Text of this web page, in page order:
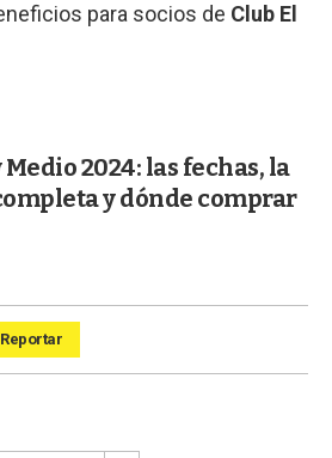
para socios de Club El
2024: las fechas, la
y dónde comprar
Reportar